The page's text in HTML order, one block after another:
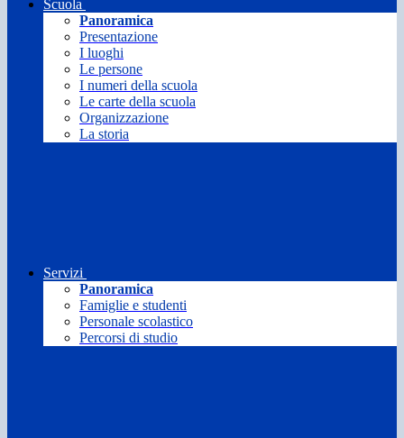
Scuola
Panoramica
Presentazione
I luoghi
Le persone
I numeri della scuola
Le carte della scuola
Organizzazione
La storia
Servizi
Panoramica
Famiglie e studenti
Personale scolastico
Percorsi di studio